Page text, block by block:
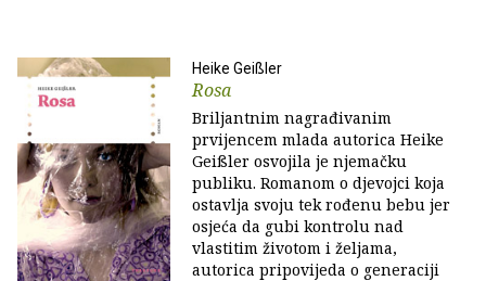
Heike Geißler
Rosa
Briljantnim nagrađivanim
prvijencem mlada autorica Heike
Geißler osvojila je njemačku
publiku. Romanom o djevojci koja
ostavlja svoju tek rođenu bebu jer
osjeća da gubi kontrolu nad
vlastitim životom i željama,
autorica pripovijeda o generaciji